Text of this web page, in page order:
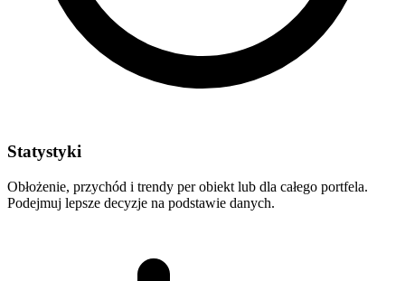
Statystyki
Obłożenie, przychód i trendy per obiekt lub dla całego portfela.
Podejmuj lepsze decyzje na podstawie danych.